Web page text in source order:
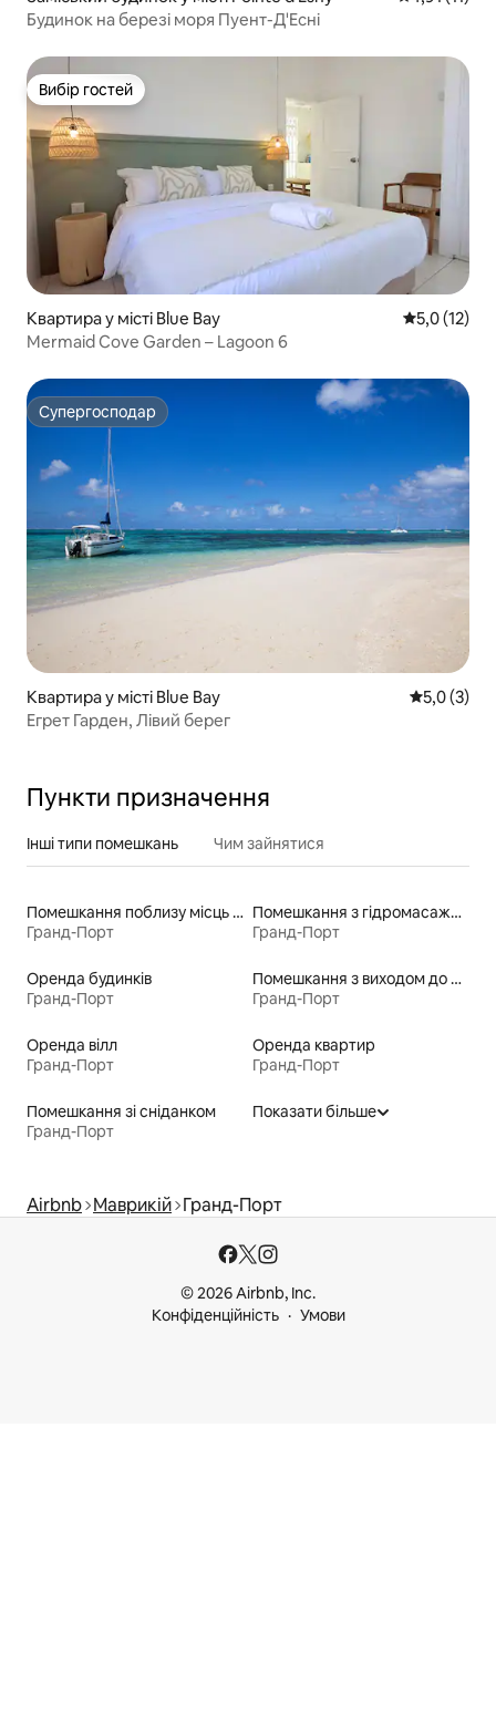
Будинок на березі моря Пуент-Д'Есні
Вибір гостей
Вибір гостей
Квартира у місті Blue Bay Середня
5,0 (12)
Mermaid Cove Garden – Lagoon 6
Супергосподар
Супергосподар
Квартира у місті Blue Bay Середня
5,0 (3)
Егрет Гарден, Лівий берег
Пункти призначення
Інші типи помешкань Чим зайнятися
Помешкання поблизу місць для катання на байдарках
Гранд-Порт
Помешкання з гідромасажною ванною
Гранд-Порт
Оренда будинків
Гранд-Порт
Помешкання з виходом до пляжу
Гранд-Порт
Оренда вілл
Гранд-Порт
Оренда квартир
Гранд-Порт
Помешкання зі сніданком
Гранд-Порт
Показати більше
Airbnb Маврикій Гранд-Порт
© 2026 Airbnb, Inc.
Конфіденційність
Умови